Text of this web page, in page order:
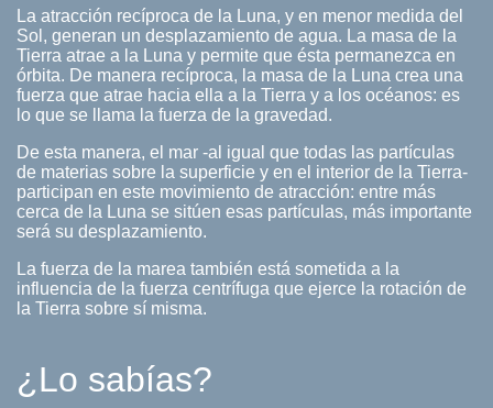
La atracción recíproca de la Luna, y en menor medida del
Sol, generan un desplazamiento de agua. La masa de la
Tierra atrae a la Luna y permite que ésta permanezca en
órbita. De manera recíproca, la masa de la Luna crea una
fuerza que atrae hacia ella a la Tierra y a los océanos: es
lo que se llama la fuerza de la gravedad.
De esta manera, el mar -al igual que todas las partículas
de materias sobre la superficie y en el interior de la Tierra-
participan en este movimiento de atracción: entre más
cerca de la Luna se sitúen esas partículas, más importante
será su desplazamiento.
La fuerza de la marea también está sometida a la
influencia de la fuerza centrífuga que ejerce la rotación de
la Tierra sobre sí misma.
¿Lo sabías?